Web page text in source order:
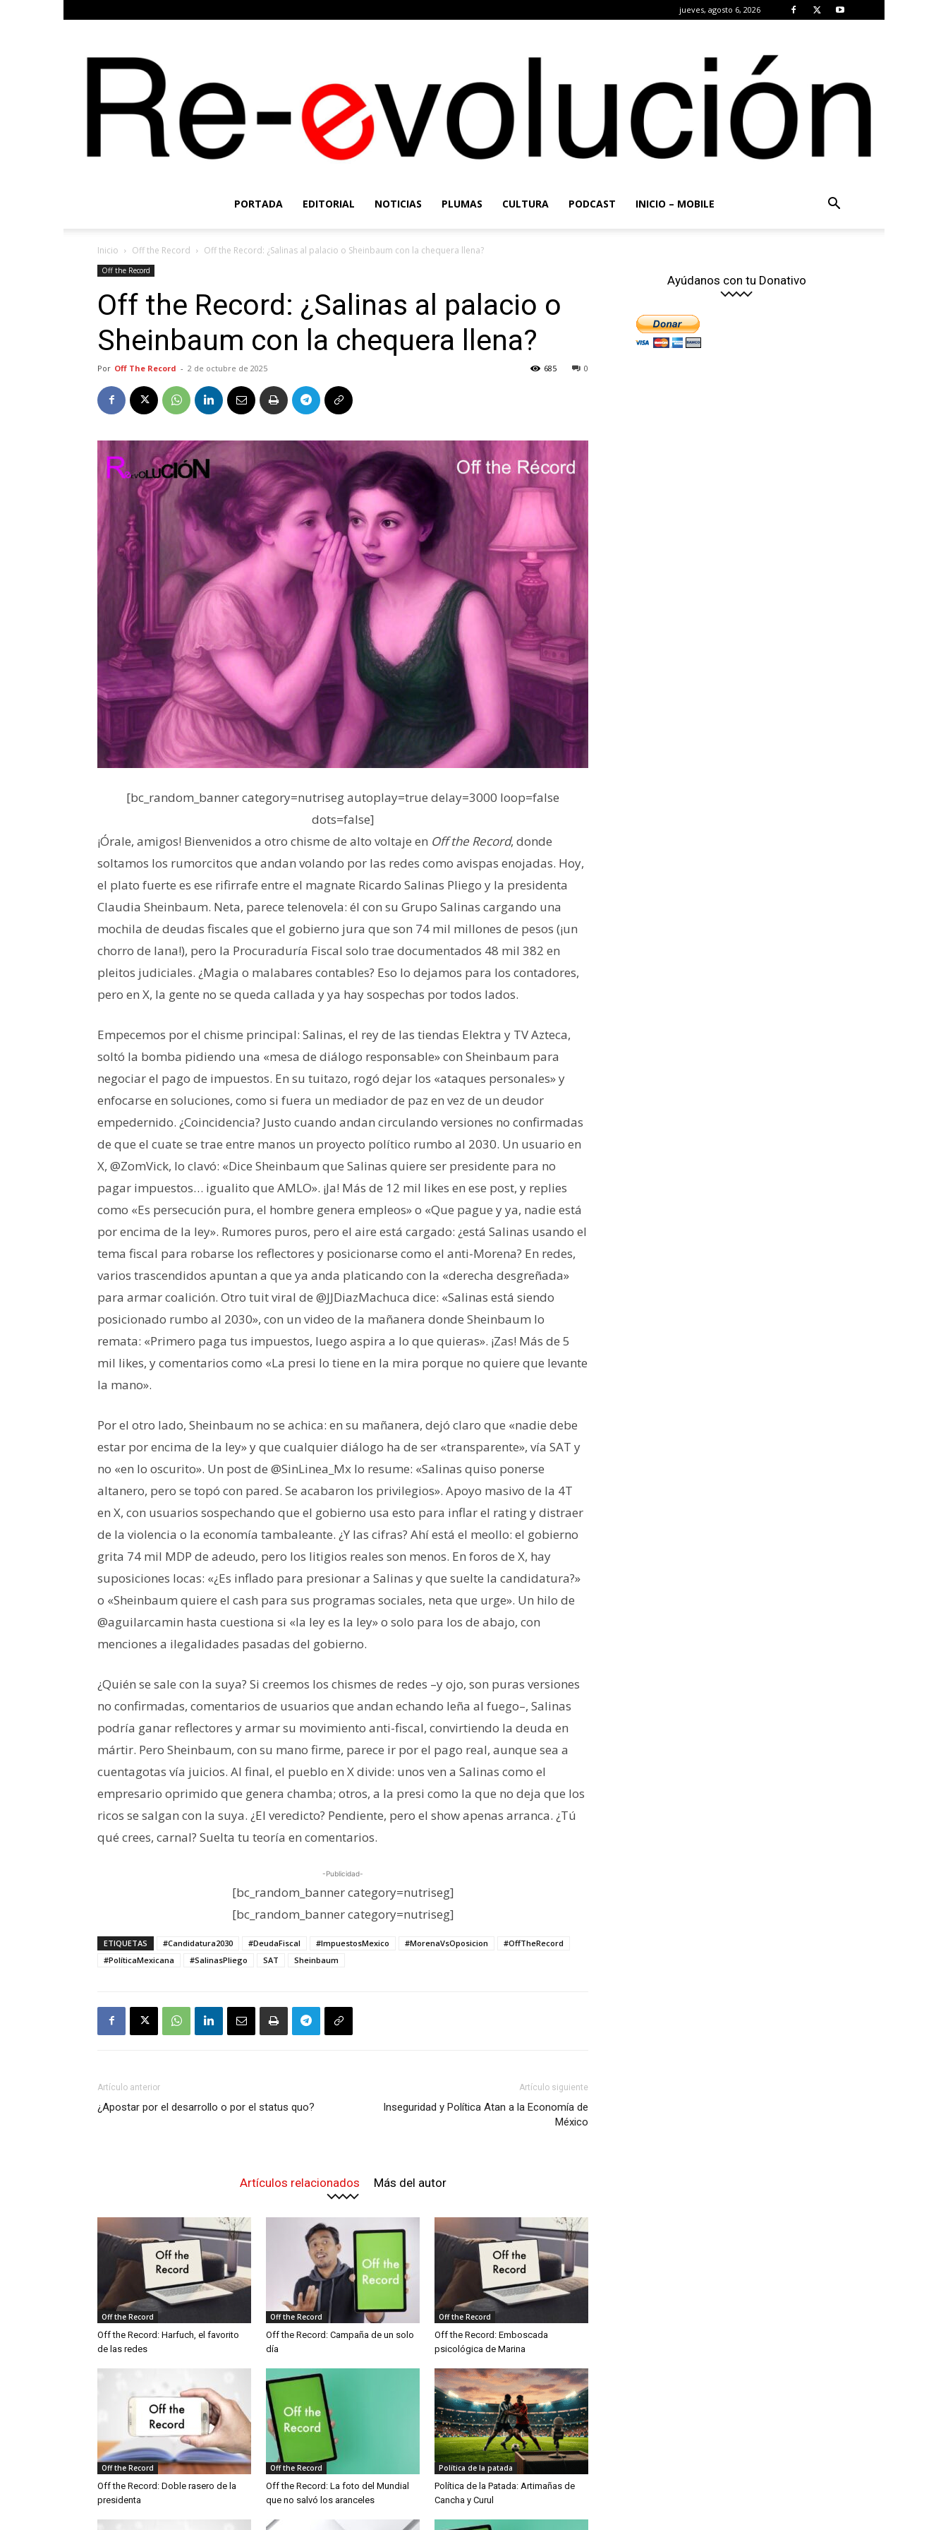
jueves, agosto 6, 2026
Evolución
PORTADA EDITORIAL NOTICIAS PLUMAS CULTURA PODCAST INICIO – MOBILE
Inicio Off the Record Off the Record: ¿Salinas al palacio o Sheinbaum con la chequera llena?
Off the Record
Off the Record: ¿Salinas al palacio o
Sheinbaum con la chequera llena?
Por Off The Record - 2 de octubre de 2025 0
685
[bc_random_banner category=nutriseg autoplay=true delay=3000 loop=false
dots=false]
¡Órale, amigos! Bienvenidos a otro chisme de alto voltaje en Off the Record, donde
soltamos los rumorcitos que andan volando por las redes como avispas enojadas. Hoy,
el plato fuerte es ese rifirrafe entre el magnate Ricardo Salinas Pliego y la presidenta
Claudia Sheinbaum. Neta, parece telenovela: él con su Grupo Salinas cargando una
mochila de deudas fiscales que el gobierno jura que son 74 mil millones de pesos (¡un
chorro de lana!), pero la Procuraduría Fiscal solo trae documentados 48 mil 382 en
pleitos judiciales. ¿Magia o malabares contables? Eso lo dejamos para los contadores,
pero en X, la gente no se queda callada y ya hay sospechas por todos lados.
Empecemos por el chisme principal: Salinas, el rey de las tiendas Elektra y TV Azteca,
soltó la bomba pidiendo una «mesa de diálogo responsable» con Sheinbaum para
negociar el pago de impuestos. En su tuitazo, rogó dejar los «ataques personales» y
enfocarse en soluciones, como si fuera un mediador de paz en vez de un deudor
empedernido. ¿Coincidencia? Justo cuando andan circulando versiones no confirmadas
de que el cuate se trae entre manos un proyecto político rumbo al 2030. Un usuario en
X, @ZomVick, lo clavó: «Dice Sheinbaum que Salinas quiere ser presidente para no
pagar impuestos… igualito que AMLO». ¡Ja! Más de 12 mil likes en ese post, y replies
como «Es persecución pura, el hombre genera empleos» o «Que pague y ya, nadie está
por encima de la ley». Rumores puros, pero el aire está cargado: ¿está Salinas usando el
tema fiscal para robarse los reflectores y posicionarse como el anti-Morena? En redes,
varios trascendidos apuntan a que ya anda platicando con la «derecha desgreñada»
para armar coalición. Otro tuit viral de @JJDiazMachuca dice: «Salinas está siendo
posicionado rumbo al 2030», con un video de la mañanera donde Sheinbaum lo
remata: «Primero paga tus impuestos, luego aspira a lo que quieras». ¡Zas! Más de 5
mil likes, y comentarios como «La presi lo tiene en la mira porque no quiere que levante
la mano».
Por el otro lado, Sheinbaum no se achica: en su mañanera, dejó claro que «nadie debe
estar por encima de la ley» y que cualquier diálogo ha de ser «transparente», vía SAT y
no «en lo oscurito». Un post de @SinLinea_Mx lo resume: «Salinas quiso ponerse
altanero, pero se topó con pared. Se acabaron los privilegios». Apoyo masivo de la 4T
en X, con usuarios sospechando que el gobierno usa esto para inflar el rating y distraer
de la violencia o la economía tambaleante. ¿Y las cifras? Ahí está el meollo: el gobierno
grita 74 mil MDP de adeudo, pero los litigios reales son menos. En foros de X, hay
suposiciones locas: «¿Es inflado para presionar a Salinas y que suelte la candidatura?»
o «Sheinbaum quiere el cash para sus programas sociales, neta que urge». Un hilo de
@aguilarcamin hasta cuestiona si «la ley es la ley» o solo para los de abajo, con
menciones a ilegalidades pasadas del gobierno.
¿Quién se sale con la suya? Si creemos los chismes de redes –y ojo, son puras versiones
no confirmadas, comentarios de usuarios que andan echando leña al fuego–, Salinas
podría ganar reflectores y armar su movimiento anti-fiscal, convirtiendo la deuda en
mártir. Pero Sheinbaum, con su mano firme, parece ir por el pago real, aunque sea a
cuentagotas vía juicios. Al final, el pueblo en X divide: unos ven a Salinas como el
empresario oprimido que genera chamba; otros, a la presi como la que no deja que los
ricos se salgan con la suya. ¿El veredicto? Pendiente, pero el show apenas arranca. ¿Tú
qué crees, carnal? Suelta tu teoría en comentarios.
-Publicidad-
[bc_random_banner category=nutriseg]
[bc_random_banner category=nutriseg]
ETIQUETAS #Candidatura2030 #DeudaFiscal #ImpuestosMexico #MorenaVsOposicion
#OffTheRecord
#PolíticaMexicana
#SalinasPliego SAT Sheinbaum
Artículo anterior
¿Apostar por el desarrollo o por el status quo?
Artículo siguiente
Inseguridad y Política Atan a la Economía de
México
Artículos relacionados Más del autor
Off the Record
Off the Record: Harfuch, el favorito
de las redes
Off the Record
Off the Record: Campaña de un solo
día
Off the Record
Off the Record: Emboscada
psicológica de Marina
Off the Record
Off the Record: Doble rasero de la
presidenta
Off the Record
Off the Record: La foto del Mundial
que no salvó los aranceles
Política de la patada
Política de la Patada: Artimañas de
Cancha y Curul
Ayúdanos con tu Donativo